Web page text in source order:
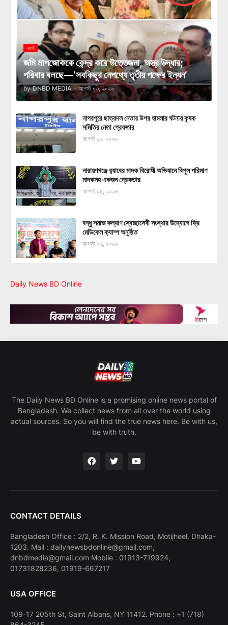
নওগাঁ
জমি মাপজোককে কেন্দ্র করে উত্তেজনা, অস্ত্র উদ্ধার;
পরিবার বলছে—‘সবকিছুর নেপথ্যে তৃতীয় পক্ষের ইন্ধন’
by DNBD MEDIA - আগস্ট ০৩, ২০২৬
নাগরপুরে ছাত্রদল নেতার উপর হামলার ঘটনায় কৃষক
সমিতির নেতা গ্রেফতার
আগস্ট ১০, ২০২৬
নারায়ণগঞ্জে র‍্যাবের মাদক বিরোধী অভিযানে বিপুল পরিমাণ
মাদকসহ একজন গ্রেফতার
আগস্ট ০৫, ২০২৬
বন্ধু সমাজ কল্যাণ স্বেচ্ছাসেবী সংস্থার উদ্যোগে ফ্রি
মেডিকেল ক্যাম্প অনুষ্ঠিত
আগস্ট ০৬, ২০২৬
Daily News BD Online
The Daily News BD Online is a promising online news portal of
Bangladesh. We collect news from all over the world using
actual sources. So you will find the true news here. Be with us,
be with truth.
CONTACT DETAILS
Bangladesh Office : 2/2, R. K. Mission Road, Motijheel, Dhaka-
1203. Mail : dailynewsbdonline@gmail.com,
dnbdmedia@gmail.com Mobile : 01913-719924,
01731828236, 01919-667217
USA OFFICE
109-17 205th St, Saint Albans, NY 11412. Phone : +1 (718)